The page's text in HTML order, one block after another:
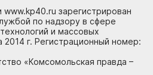
www.kp40.ru зарегистрирован
по надзору в сфере
и массовых
2014 г. Регистрационный номер:
«Комсомольская правда –